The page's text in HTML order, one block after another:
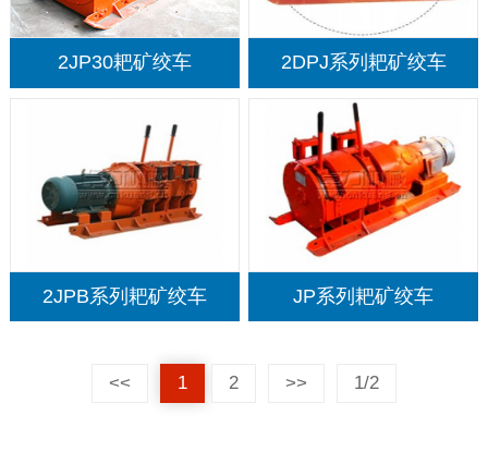
2JP30耙矿绞车 2DPJ系列耙矿绞车
2JPB系列耙矿绞车 JP系列耙矿绞车
<< 1 2 >> 1/2